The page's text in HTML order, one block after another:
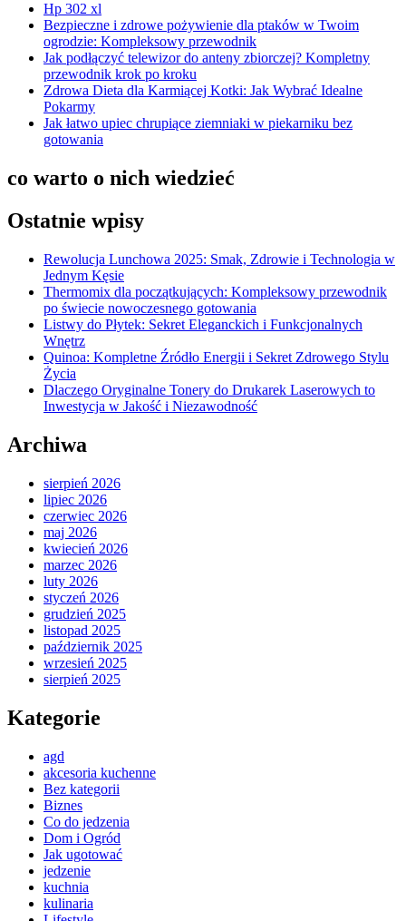
Hp 302 xl
Bezpieczne i zdrowe pożywienie dla ptaków w Twoim
ogrodzie: Kompleksowy przewodnik
Jak podłączyć telewizor do anteny zbiorczej? Kompletny
przewodnik krok po kroku
Zdrowa Dieta dla Karmiącej Kotki: Jak Wybrać Idealne
Pokarmy
Jak łatwo upiec chrupiące ziemniaki w piekarniku bez
gotowania
co warto o nich wiedzieć
Ostatnie wpisy
Rewolucja Lunchowa 2025: Smak, Zdrowie i Technologia w
Jednym Kęsie
Thermomix dla początkujących: Kompleksowy przewodnik
po świecie nowoczesnego gotowania
Listwy do Płytek: Sekret Eleganckich i Funkcjonalnych
Wnętrz
Quinoa: Kompletne Źródło Energii i Sekret Zdrowego Stylu
Życia
Dlaczego Oryginalne Tonery do Drukarek Laserowych to
Inwestycja w Jakość i Niezawodność
Archiwa
sierpień 2026
lipiec 2026
czerwiec 2026
maj 2026
kwiecień 2026
marzec 2026
luty 2026
styczeń 2026
grudzień 2025
listopad 2025
październik 2025
wrzesień 2025
sierpień 2025
Kategorie
agd
akcesoria kuchenne
Bez kategorii
Biznes
Co do jedzenia
Dom i Ogród
Jak ugotować
jedzenie
kuchnia
kulinaria